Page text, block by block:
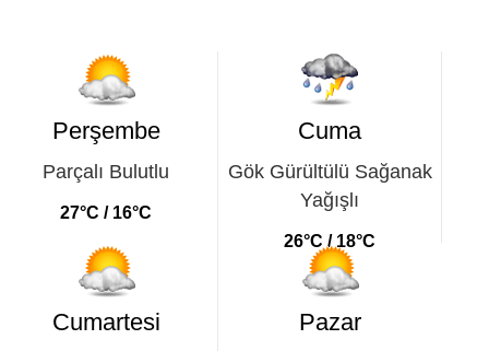
Günün
Haberleri
Perşembe
Parçalı Bulutlu
27°C / 16°C
Cuma
Gök Gürültülü Sağanak
Yağışlı
26°C / 18°C
Cumartesi Pazar